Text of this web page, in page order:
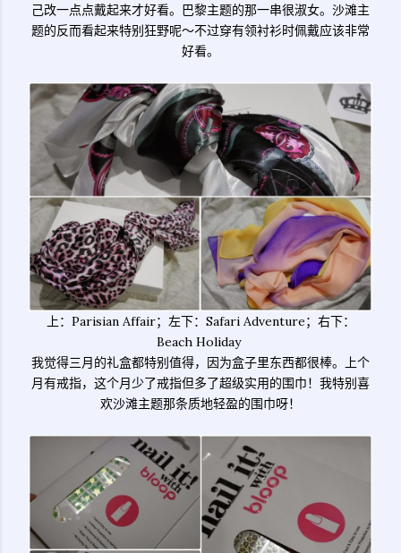
己改一点点戴起来才好看。巴黎主题的那一串很淑女。沙滩主
题的反而看起来特别狂野呢～不过穿有领衬衫时佩戴应该非常
好看。
上：Parisian Affair；左下：Safari Adventure；右下：
Beach Holiday
我觉得三月的礼盒都特别值得，因为盒子里东西都很棒。上个
月有戒指，这个月少了戒指但多了超级实用的围巾！我特别喜
欢沙滩主题那条质地轻盈的围巾呀！